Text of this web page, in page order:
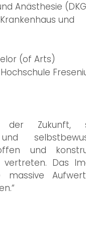
Anästhesie
und
(of Arts)
Zukunft,
und
Das